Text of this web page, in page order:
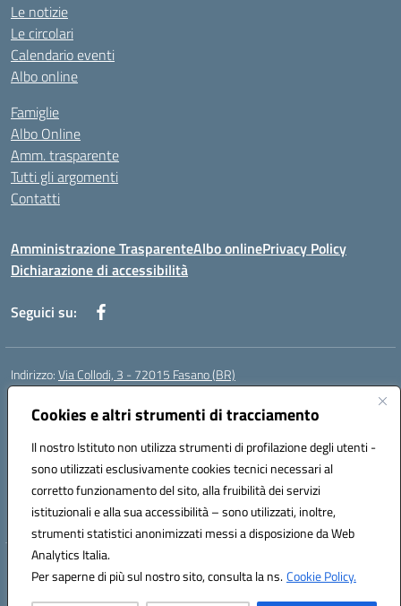
Cookies e altri strumenti di tracciamento
Il nostro Istituto non utilizza strumenti di profilazione degli utenti -
sono utilizzati esclusivamente cookies tecnici necessari al
corretto funzionamento del sito, alla fruibilità dei servizi
istituzionali e alla sua accessibilità – sono utilizzati, inoltre,
strumenti statistici anonimizzati messi a disposizione da Web
Analytics Italia.
Per saperne di più sul nostro sito, consulta la ns.Cookie Policy.
Le notizie
Le circolari
Calendario eventi
Albo online
Famiglie
Albo Online
Amm. trasparente
Tutti gli argomenti
Contatti
Amministrazione TrasparenteAlbo onlinePrivacy Policy
Dichiarazione di accessibilità
Seguici su:
Indirizzo:Via Collodi, 3 - 72015 Fasano (BR)
Centralino:
Posta elettronica certificata (PEC):bric839004@pec.istruzione.it
Codice fiscale: 90059320748
Codice meccanografico:BRIC839004
Codice Indice delle Pubbliche Amministrazioni (IPA): istsc_bree02200r
Codice unico di fatturazione (CUF): MIL3BD
Hosting & Powered by 3D Solution S.r.l.
Concept & Design by Designers Italia